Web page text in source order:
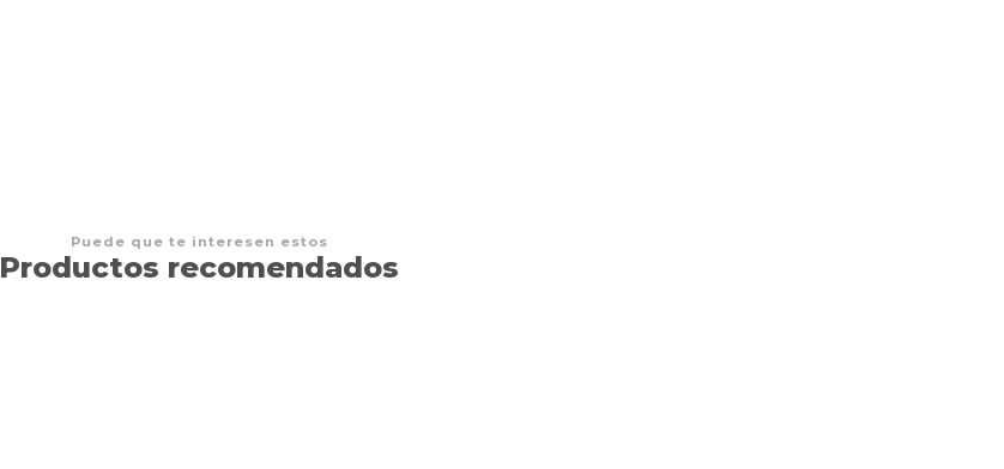
Puede que te interesen estos
Productos recomendados